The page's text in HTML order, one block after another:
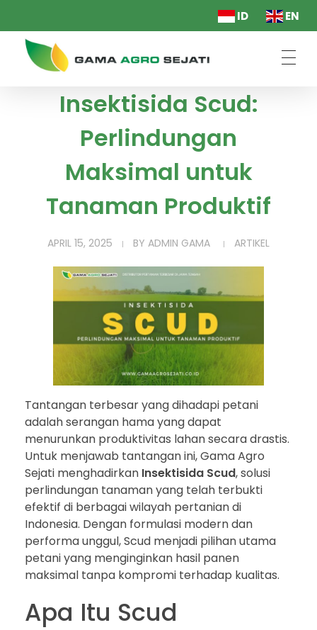
Insektisida Scud:
Perlindungan
Maksimal untuk
Tanaman Produktif
APRIL 15, 2025 BY ADMIN GAMA ARTIKEL
Tantangan terbesar yang dihadapi petani
adalah serangan hama yang dapat
menurunkan produktivitas lahan secara drastis.
Untuk menjawab tantangan ini, Gama Agro
Sejati menghadirkan Insektisida Scud, solusi
perlindungan tanaman yang telah terbukti
efektif di berbagai wilayah pertanian di
Indonesia. Dengan formulasi modern dan
performa unggul, Scud menjadi pilihan utama
petani yang menginginkan hasil panen
maksimal tanpa kompromi terhadap kualitas.
Apa Itu Scud
EN
ID